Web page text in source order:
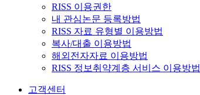
RISS 이용권한
내 관심논문 등록방법
RISS 자료 유형별 이용방법
복사/대출 이용방법
해외전자자료 이용방법
RISS 정보취약계층 서비스 이용방법
고객센터